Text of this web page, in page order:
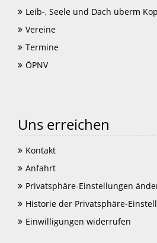
Leib-, Seele und Dach überm
Vereine
Termine
ÖPNV
Uns erreichen
Kontakt
Anfahrt
Privatsphäre-Einstellungen
Historie der Privatsphäre-
Einwilligungen widerrufen